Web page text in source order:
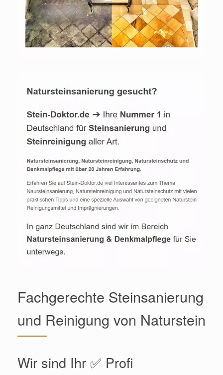
Fachgerechte Steinsanierung
und Reinigung von Naturstein
Wir sind Ihr ✅ Profi